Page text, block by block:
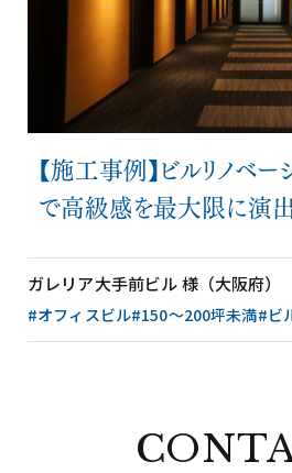
【施工事例】ビルリノベ
で高級感を最大限に演
ガレリア大手前ビル 様（大阪府）
#オフィスビル#150〜200坪未満#ビ